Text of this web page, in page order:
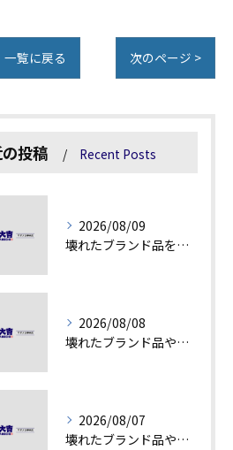
一覧に戻る 次のページ >
投稿 Recent Posts
2026/08/09
壊れたブランド品を高額査定に変える秘訣
2026/08/08
壊れたブランド品や汚れアクセサリーの買取価値解説
2026/08/07
壊れたブランド品や古物の価値を見極める秘訣